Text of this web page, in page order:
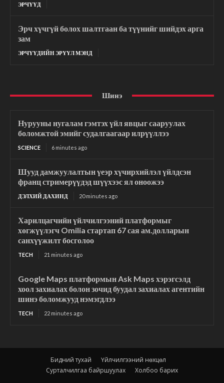
ЭРЧҮҮД
Эрч хүчгүй болох шалтгаан ба түүнийг шийдэх арга
зам
ЭРЧҮҮДИЙН ЭРҮҮЛ МЭНД
Шинэ
Нурууны нугалам гэмтэх үйл явцыг сааруулах
боломжтой эмийг судалгаагаар илрүүллээ
SCIENCE 6 minutes ago
Шууд дамжуулалтын үеэр хүчирхийлэл үйлдсэн
франц стримерүүдэд шүүхээс ял оноожээ
ДЭЛХИЙ ДАХИНД 20 minutes ago
Харилцагчийн үйлчилгээний платформыг
хөгжүүлэгч Omilia стартап 67 сая ам.долларын
санхүүжилт босголоо
TECH 21 minutes ago
Google Maps платформын Ask Maps хэрэгсэлд
хоол захиалах болон зочид буудал захиалах агентийн
шинэ боломжууд нэмэгдлээ
TECH 22 minutes ago
Бидний тухай
Үйлчилгээний нөхцөл
Сурталчилгаа байршуулах
Холбоо барих